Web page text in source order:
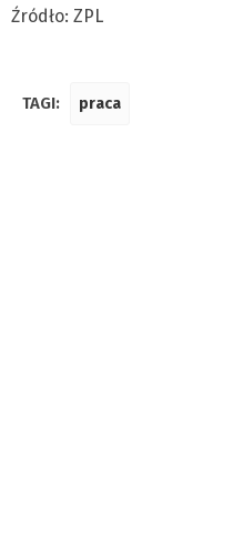
Źródło: ZPL
TAGI: praca